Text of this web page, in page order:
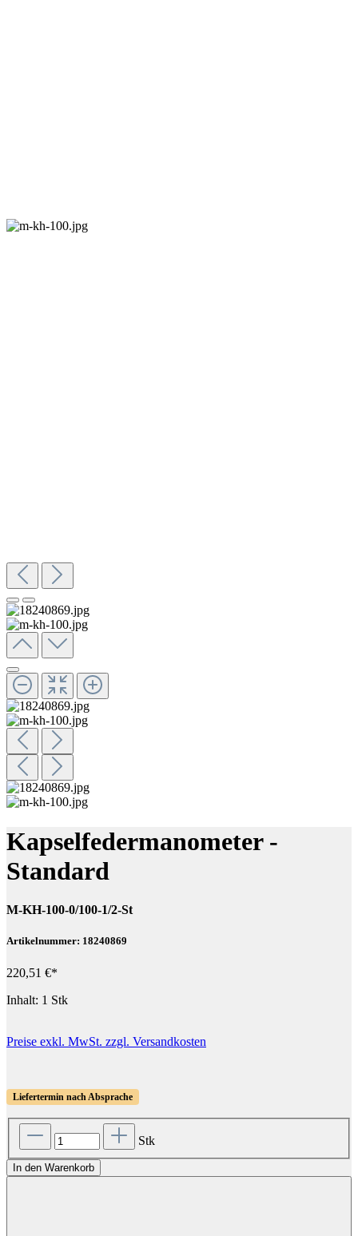
Kapselfedermanometer -
Standard
M-KH-100-0/100-1/2-St
Artikelnummer: 18240869
220,51 €*
Inhalt: 1 Stk
Preise exkl. MwSt. zzgl. Versandkosten
Liefertermin nach Absprache
Stk
In den Warenkorb